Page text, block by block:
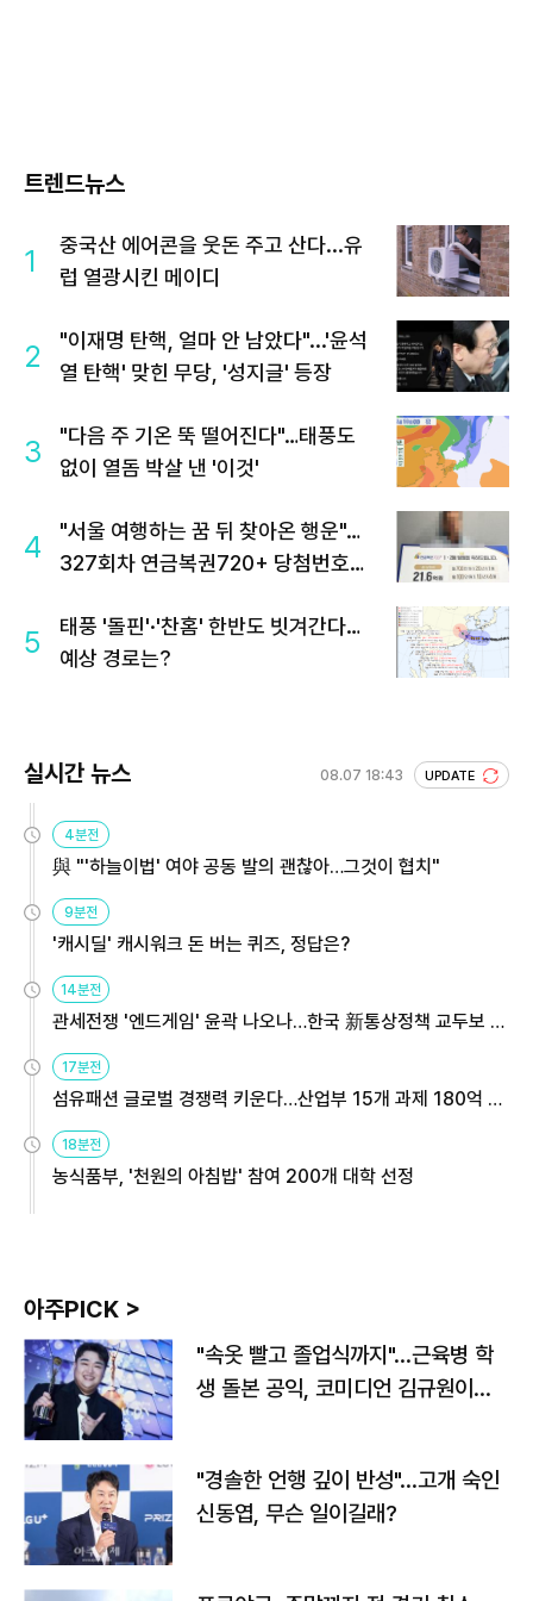
트렌드뉴스
1
중국산 에어콘을 웃돈 주고 산다...유
럽 열광시킨 메이디
2
"이재명 탄핵, 얼마 안 남았다"...'윤석
열 탄핵' 맞힌 무당, '성지글' 등장
3
"다음 주 기온 뚝 떨어진다"…태풍도
없이 열돔 박살 낸 '이것'
4
"서울 여행하는 꿈 뒤 찾아온 행운"…
327회차 연금복권720+ 당첨번호조
5
태풍 '돌핀'·'찬홈' 한반도 빗겨간다…
예상 경로는?
실시간 뉴스 08.07 18:43 UPDATE
4분전
與 "'하늘이법' 여야 공동 발의 괜찮아…그것이 협치"
9분전
'캐시딜' 캐시워크 돈 버는 퀴즈, 정답은?
14분전
관세전쟁 '엔드게임' 윤곽 나오나…한국 新통상정책 교두보 활
용해야
17분전
섬유패션 글로벌 경쟁력 키운다…산업부 15개 과제 180억 지
원
18분전
농식품부, '천원의 아침밥' 참여 200개 대학 선정
아주PICK >
"속옷 빨고 졸업식까지"…근육병 학
생 돌본 공익, 코미디언 김규원이었
"경솔한 언행 깊이 반성"…고개 숙인
신동엽, 무슨 일이길래?